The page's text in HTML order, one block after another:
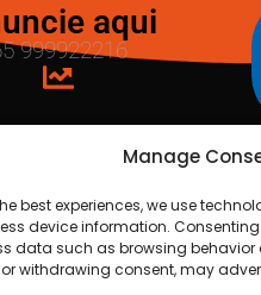
Manage
best experiences, we use
device information.
data such as browsing behavior
withdrawing consent, may
aqui
999922216